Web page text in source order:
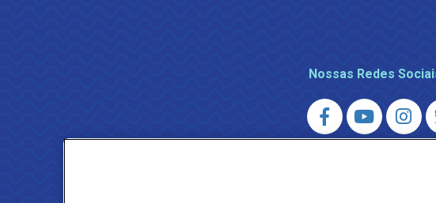
Nossas Redes
AGENERSA – Agência